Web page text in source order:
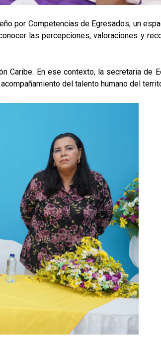
por Competencias de Egresados, un
las percepciones, valoraciones y
En ese contexto, la secretaria de
del talento humano del